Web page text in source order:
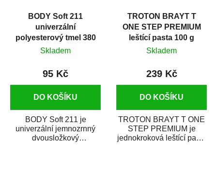
BODY Soft 211
univerzální
polyesterový tmel 380
g
Skladem
95 Kč
DO KOŠÍKU
BODY Soft 211 je
univerzální jemnozrnný
dvousložkový
TROTON BRAYT T
ONE STEP PREMIUM
leštící pasta 100 g
Skladem
239 Kč
DO KOŠÍKU
TROTON BRAYT T ONE
STEP PREMIUM je
jednokroková leštící pasta